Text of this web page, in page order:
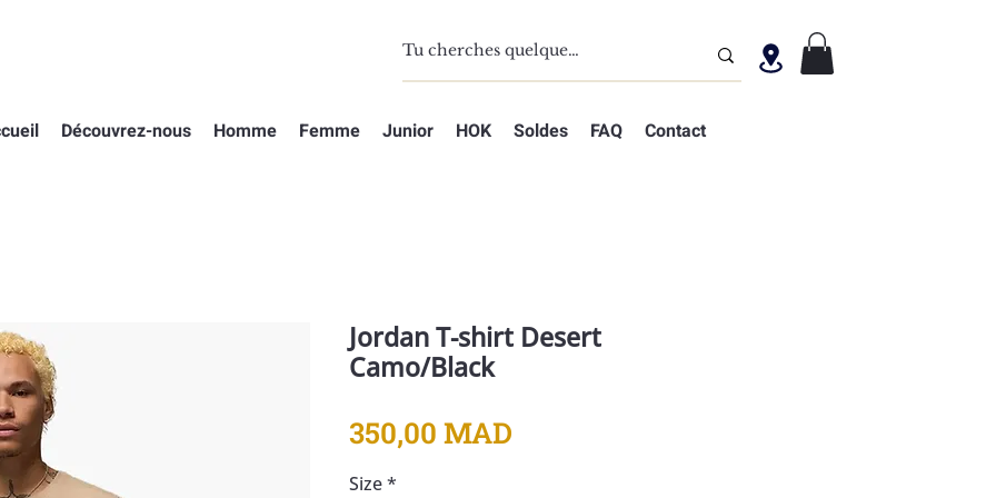
Découvrez-nous Homme Femme Junior HOK Soldes FAQ Contact
Jordan T-shirt Desert
Camo/Black
350,00 MAD
Size*